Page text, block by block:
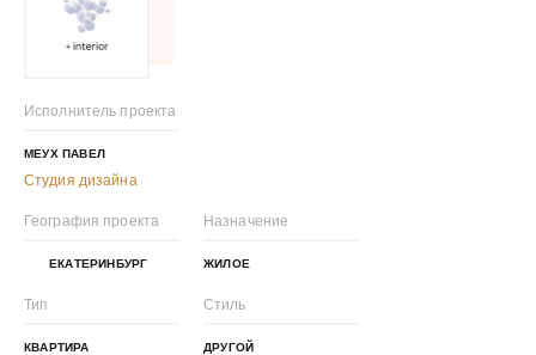
Исполнитель проекта
МЕУХ ПАВЕЛ
Студия дизайна
География проекта
ЕКАТЕРИНБУРГ
Назначение
ЖИЛОЕ
Тип
КВАРТИРА
Стиль
ДРУГОЙ